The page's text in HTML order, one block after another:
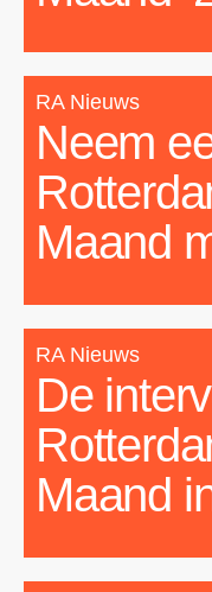
RA Nieuws
Neem
Maand
RA Nieuws
De
Maand